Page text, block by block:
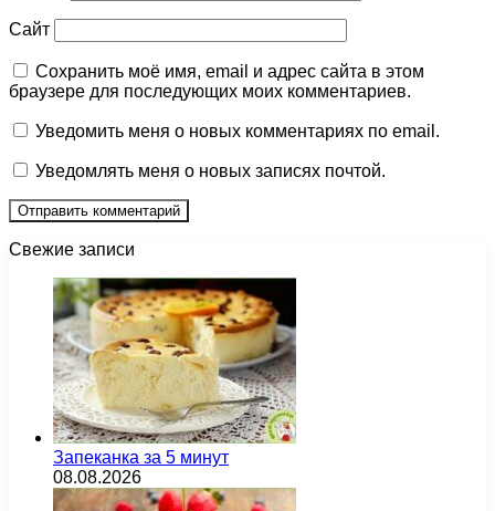
Сайт
Сохранить моё имя, email и адрес сайта в этом
браузере для последующих моих комментариев.
Уведомить меня о новых комментариях по email.
Уведомлять меня о новых записях почтой.
Свежие записи
Запеканка за 5 минут
08.08.2026